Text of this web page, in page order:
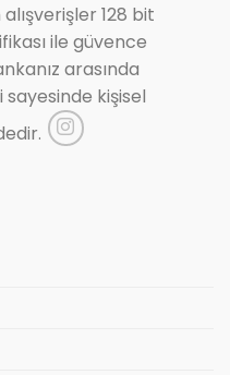
128 bit
ile güvence
arasında
kişisel